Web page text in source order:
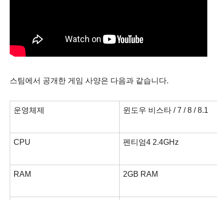
스팀에서 공개한 게임 사양은 다음과 같습니다.
운영체제 윈도우 비스타 / 7 / 8 / 8.1
CPU 펜티엄4 2.4GHz
RAM 2GB RAM